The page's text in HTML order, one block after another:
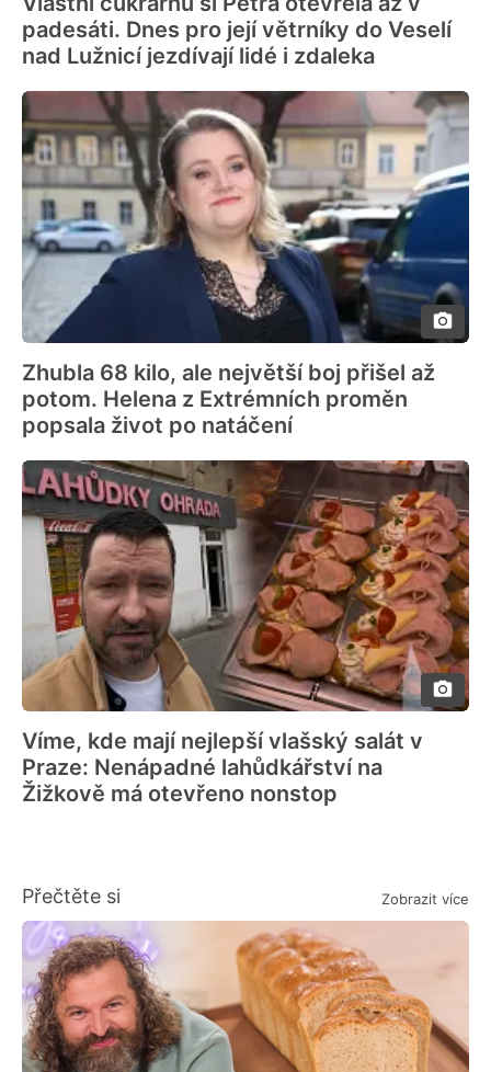
padesáti. Dnes pro její větrníky do Veselí
nad Lužnicí jezdívají lidé i zdaleka
Zhubla 68 kilo, ale největší boj přišel až
potom. Helena z Extrémních proměn
popsala život po natáčení
Víme, kde mají nejlepší vlašský salát v
Praze: Nenápadné lahůdkářství na
Žižkově má otevřeno nonstop
Přečtěte si Zobrazit více